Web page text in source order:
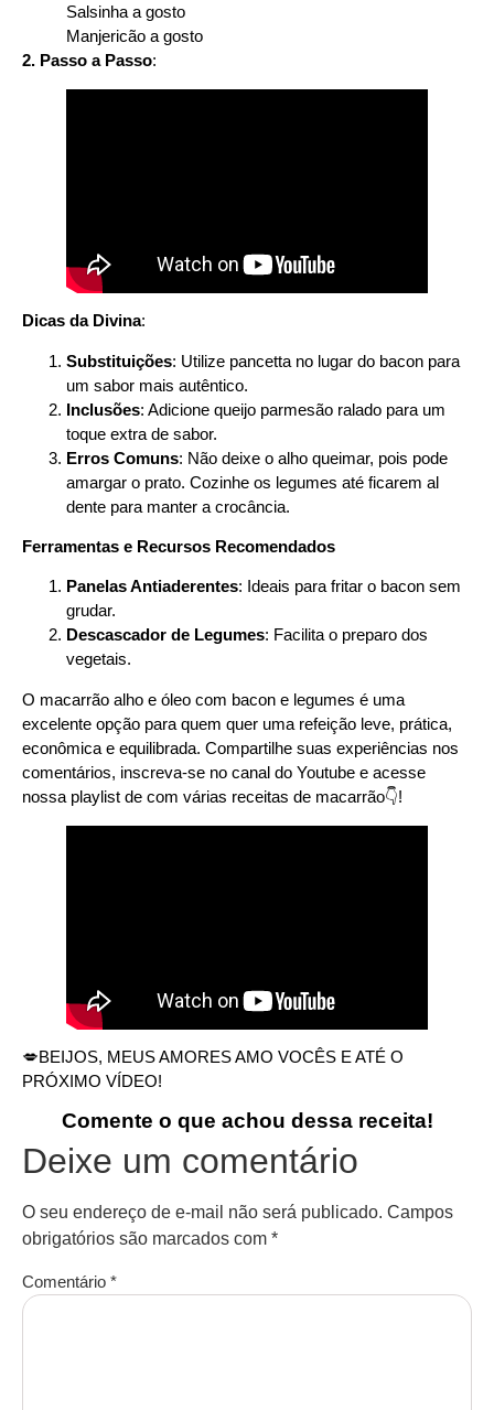
Salsinha a gosto
Manjericão a gosto
2. Passo a Passo:
Dicas da Divina:
Substituições: Utilize pancetta no lugar do bacon para
um sabor mais autêntico.
Inclusões: Adicione queijo parmesão ralado para um
toque extra de sabor.
Erros Comuns: Não deixe o alho queimar, pois pode
amargar o prato. Cozinhe os legumes até ficarem al
dente para manter a crocância.
Ferramentas e Recursos Recomendados
Panelas Antiaderentes: Ideais para fritar o bacon sem
grudar.
Descascador de Legumes: Facilita o preparo dos
vegetais.
O macarrão alho e óleo com bacon e legumes é uma
excelente opção para quem quer uma refeição leve, prática,
econômica e equilibrada. Compartilhe suas experiências nos
comentários, inscreva-se no canal do Youtube e acesse
nossa playlist de com várias receitas de macarrão👇!
💋BEIJOS, MEUS AMORES AMO VOCÊS E ATÉ O
PRÓXIMO VÍDEO!
Comente o que achou dessa receita!
Deixe um comentário
O seu endereço de e-mail não será publicado. Campos
obrigatórios são marcados com *
Comentário *